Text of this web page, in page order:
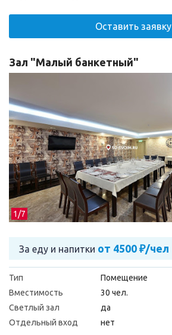
Оставить заявку
1/7
Зал "Малый банкетный"
За еду и напитки от 4500 ₽/чел
Тип
Помещение
Вместимость
30 чел.
Светлый зал
да
Отдельный вход
нет